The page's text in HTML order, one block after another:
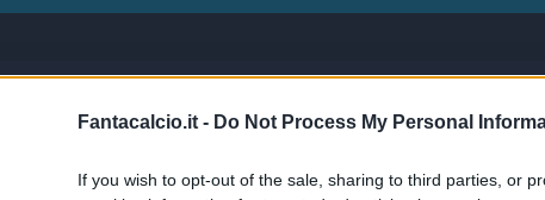
Fantacalcio.it - Do Not Process My Personal
If you wish to opt-out of the sale, sharing to third parties, or